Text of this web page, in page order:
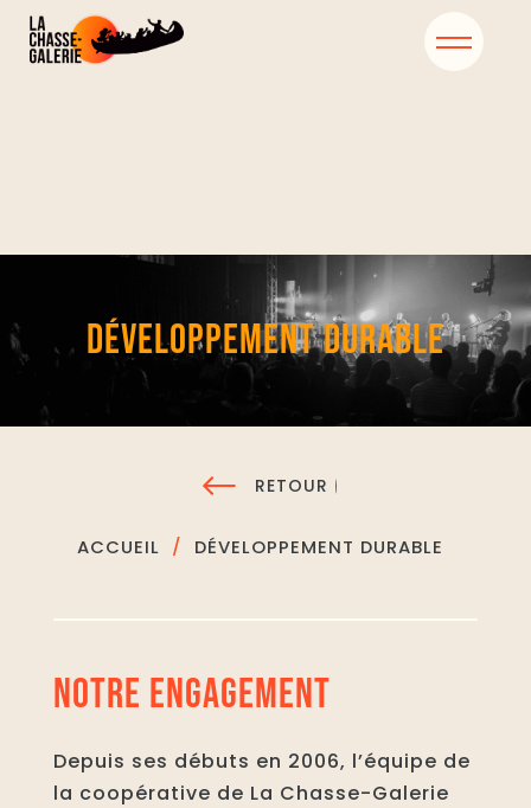
DÉVELOPPEMENT DURABLE
RETOUR
ACCUEIL DÉVELOPPEMENT DURABLE
NOTRE ENGAGEMENT
Depuis ses débuts en 2006, l’équipe de
la coopérative de La Chasse-Galerie